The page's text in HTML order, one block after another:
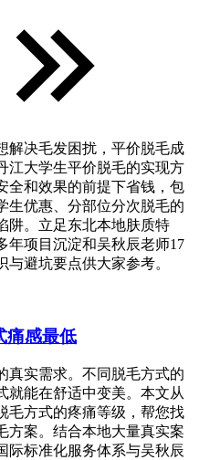
解决毛发困扰，平价脱毛成
江大学生平价脱毛的实现方
全和效果的前提下省钱，包
生优惠、分部位分次脱毛的
阱。立足东北本地肤质特
年项目沉淀和吴秋辰老师17
避坑要点供大家参考。
痛感最低
真实需求。不同脱毛方式的
就能在舒适中变美。本文从
毛方式的疼痛等级，帮您找
方案。结合本地大量真实案
际标准化服务体系与吴秋辰